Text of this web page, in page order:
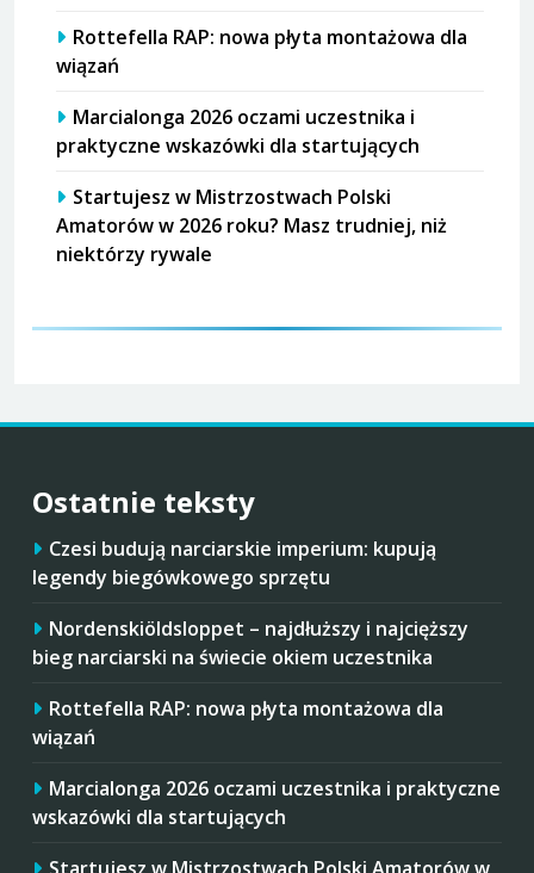
Rottefella RAP: nowa płyta montażowa dla
wiązań
Marcialonga 2026 oczami uczestnika i
praktyczne wskazówki dla startujących
Startujesz w Mistrzostwach Polski
Amatorów w 2026 roku? Masz trudniej, niż
niektórzy rywale
Ostatnie teksty
Czesi budują narciarskie imperium: kupują
legendy biegówkowego sprzętu
Nordenskiöldsloppet – najdłuższy i najcięższy
bieg narciarski na świecie okiem uczestnika
Rottefella RAP: nowa płyta montażowa dla
wiązań
Marcialonga 2026 oczami uczestnika i praktyczne
wskazówki dla startujących